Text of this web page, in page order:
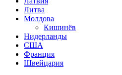
Литва
Молдова
Кишинёв
Нидерланды
США
Франция
Швейцария